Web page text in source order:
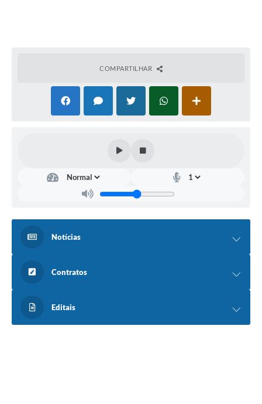
COMPARTILHAR
Notícias
Contratos
Editais